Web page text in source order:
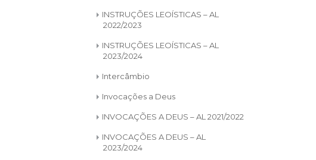
INSTRUÇÕES LEOÍSTICAS – AL
2022/2023
INSTRUÇÕES LEOÍSTICAS – AL
2023/2024
Intercâmbio
Invocações a Deus
INVOCAÇÕES A DEUS – AL 2021/2022
INVOCAÇÕES A DEUS – AL
2023/2024